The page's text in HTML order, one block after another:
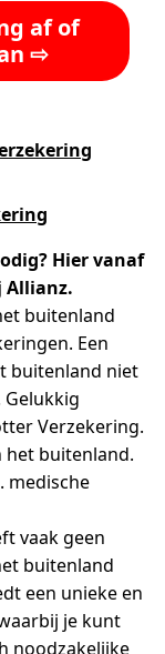
af of
⇨
Hier vanaf
Allianz.
buitenland
Een
buitenland niet
Verzekering.
het buitenland.
medische
vaak geen
buitenland
een unieke en
je kunt
noodzakelijke